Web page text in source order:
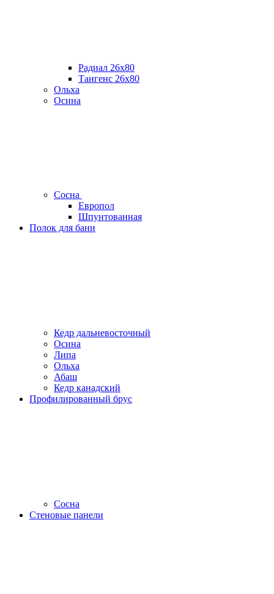
Радиал 26х80
Тангенс 26х80
Ольха
Осина
Сосна
Европол
Шпунтованная
Полок для бани
Кедр дальневосточный
Осина
Липа
Ольха
Абаш
Кедр канадский
Профилированный брус
Сосна
Стеновые панели